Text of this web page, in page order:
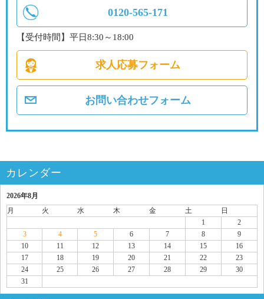
0120-565-171
【受付時間】平日8:30～18:00
求人応募フォーム
お問い合わせフォーム
カレンダー
2026年8月
月
火 水 木 金 土
日
1
2
3
4 5 6 7 8
9
10
11 12 13 14 15
16
17
18 19 20 21 22
23
24
25 26 27 28 29
30
31